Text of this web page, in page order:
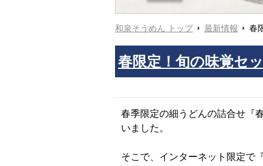
和泉そうめん トップ 最新情報 春
春限定！旬の味覚セ
春季限定の細うどんの詰合せ『
いました。
そこで、インターネット限定で